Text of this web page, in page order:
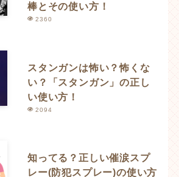
棒とその使い方！
2360
スタンガンは怖い？怖くな
い？「スタンガン」の正し
い使い方！
2094
知ってる？正しい催涙スプ
レー(防犯スプレー)の使い方